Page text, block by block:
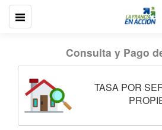
Consulta y Pago
TASA POR